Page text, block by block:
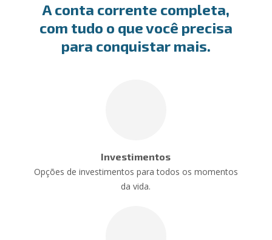
A conta corrente completa,
com tudo o que você precisa
para conquistar mais.
Investimentos
Opções de investimentos para todos os momentos
da vida.